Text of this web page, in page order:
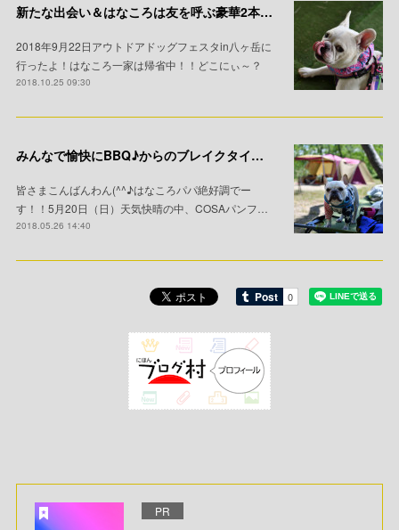
新たな出会い＆はなころは友を呼ぶ豪華2本立て！
2018年9月22日アウトドアドッグフェスタin八ヶ岳に
行ったよ！はなころ一家は帰省中！！どこにぃ～？
2018.10.25 09:30
みんなで愉快にBBQ♪からのブレイクタイム。
皆さまこんばんわん(^^♪はなころパパ絶好調でー
す！！5月20日（日）天気快晴の中、COSAパンフ…
2018.05.26 14:40
PR